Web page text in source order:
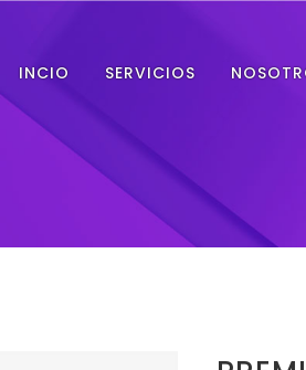
INCIO SERVICIOS